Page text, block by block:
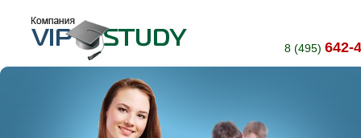
8 (495) 642-